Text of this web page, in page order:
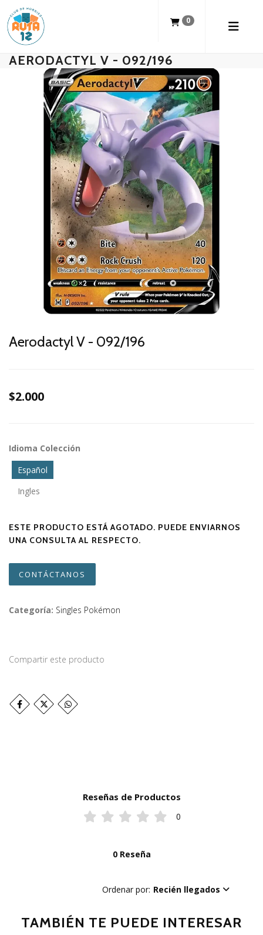
0
AERODACTYL V - 092/196
Aerodactyl V - 092/196
$2.000
Idioma Colección
Español
Ingles
ESTE PRODUCTO ESTÁ AGOTADO. PUEDE ENVIARNOS
UNA CONSULTA AL RESPECTO.
CONTÁCTANOS
Categoría: Singles Pokémon
Compartir este producto
Reseñas de Productos
0
0 Reseña
Ordenar por: Recién llegados
TAMBIÉN TE PUEDE INTERESAR